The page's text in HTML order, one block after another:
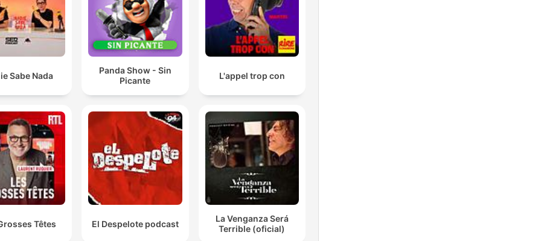
Sabe Nada
Panda Show - Sin
Picante
L'appel trop con
Têtes El Despelote podcast
La Venganza Será
Terrible (oficial)